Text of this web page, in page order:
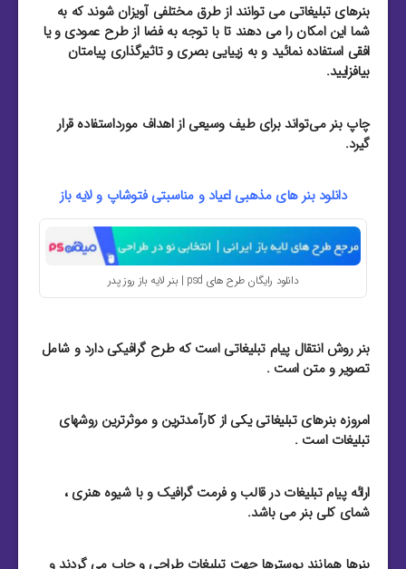
بنرهای تبلیغاتی می توانند از طرق مختلفی آویزان شوند که به
شما این امکان را می دهند تا با توجه به فضا از طرح عمودی و یا
افقی استفاده نمائید و به زییایی بصری و تاثیرگذاری پیامتان
بیافزایید.
چاپ بنر می‌تواند برای طیف وسیعی از اهداف مورداستفاده قرار
گیرد.
دانلود بنر های مذهبی اعیاد و مناسبتی فتوشاپ و لایه باز
دانلود رایگان طرح های psd | بنر لایه باز روز پدر
بنر روش انتقال پیام تبلیغاتی است که طرح گرافیکی دارد و شامل
تصویر و متن است .
امروزه بنرهای تبلیغاتی یکی از کارآمدترین و موثرترین روشهای
تبلیغات است .
ارائه پیام تبلیغات در قالب و فرمت گرافیک و با شیوه هنری ،
شمای کلی بنر می باشد.
بنرها همانند پوسترها جهت تبلیغات طراحی و چاپ می گردند و